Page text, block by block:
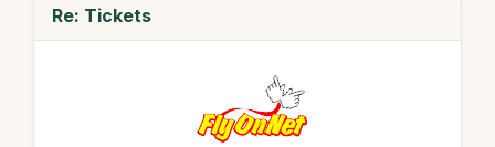
Re: Tickets